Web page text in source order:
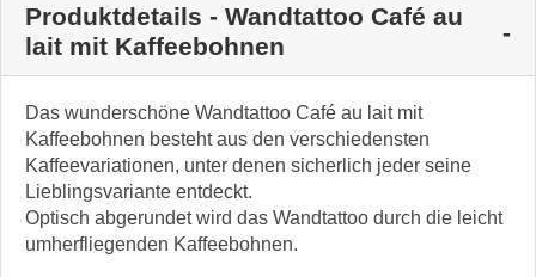
Produktdetails - Wandtattoo Café au
lait mit Kaffeebohnen
Das wunderschöne Wandtattoo Café au lait mit
Kaffeebohnen besteht aus den verschiedensten
Kaffeevariationen, unter denen sicherlich jeder seine
Lieblingsvariante entdeckt.
Optisch abgerundet wird das Wandtattoo durch die leicht
umherfliegenden Kaffeebohnen.